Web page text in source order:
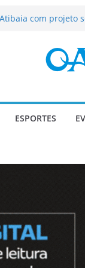
passa a contar
e Morango
infantis e
a deputado
ESPORTES